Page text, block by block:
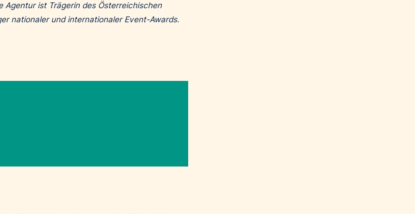
Agentur ist Trägerin des Österreichischen
nationaler und internationaler Event-Awards.